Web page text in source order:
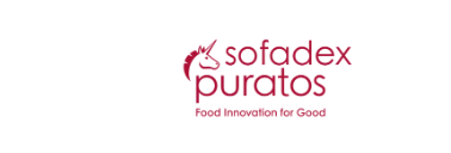
en seulement 3
Meilleure
Améliore la texture